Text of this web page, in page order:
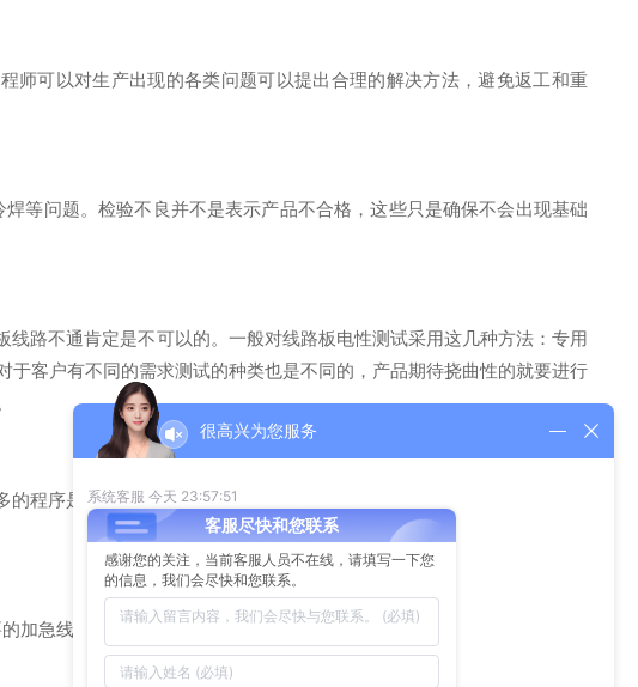
可以对生产出现的各类问题可以提出合理的解决方法，避免返工和重
等问题。检验不良并不是表示产品不合格，这些只是确保不会出现基础
路不通肯定是不可以的。一般对线路板电性测试采用这几种方法：专用
客户有不同的需求测试的种类也是不同的，产品期待挠曲性的就要进行
程序是需要人员手动作业的，拥有生产能力强的员工是一个线路板厂打
加急线路板。